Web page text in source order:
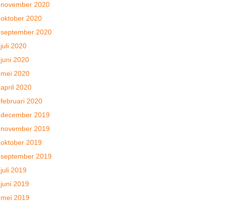
november 2020
oktober 2020
september 2020
juli 2020
juni 2020
mei 2020
april 2020
februari 2020
december 2019
november 2019
oktober 2019
september 2019
juli 2019
juni 2019
mei 2019